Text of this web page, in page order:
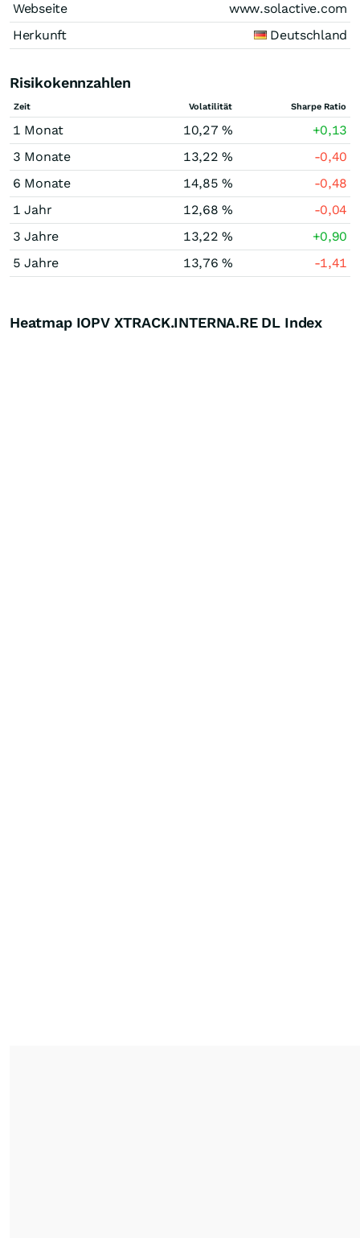
Webseite
www.solactive.com
Herkunft
Deutschland
Risikokennzahlen
Zeit Volatilität Sharpe Ratio
1 Monat 10,27 %
+0,13
3 Monate
13,22 %
-0,40
6 Monate
14,85 %
-0,48
1 Jahr
12,68 %
-0,04
3 Jahre
13,22 %
+0,90
5 Jahre
13,76 % -1,41
Heatmap IOPV XTRACK.INTERNA.RE DL Index